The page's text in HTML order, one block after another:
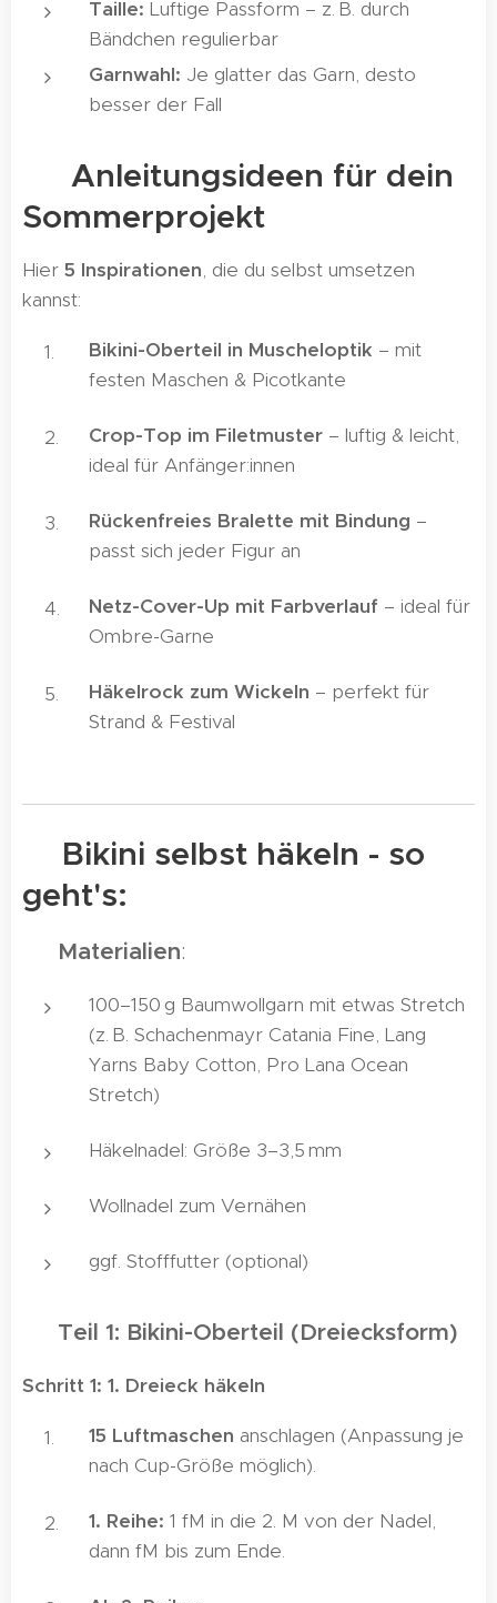
Taille: Luftige Passform – z. B. durch
Bändchen regulierbar
Garnwahl: Je glatter das Garn, desto
besser der Fall
🧵 Anleitungsideen für dein
Sommerprojekt
Hier 5 Inspirationen, die du selbst umsetzen
kannst:
Bikini-Oberteil in Muscheloptik – mit
festen Maschen & Picotkante
Crop-Top im Filetmuster – luftig & leicht,
ideal für Anfänger:innen
Rückenfreies Bralette mit Bindung –
passt sich jeder Figur an
Netz-Cover-Up mit Farbverlauf – ideal für
Ombre-Garne
Häkelrock zum Wickeln – perfekt für
Strand & Festival
👙Bikini selbst häkeln - so
geht's:
Materialien:
100–150 g Baumwollgarn mit etwas Stretch
(z. B. Schachenmayr Catania Fine, Lang
Yarns Baby Cotton, Pro Lana Ocean
Stretch)
Häkelnadel: Größe 3–3,5 mm
Wollnadel zum Vernähen
ggf. Stofffutter (optional)
Teil 1: Bikini-Oberteil (Dreiecksform)
Schritt 1: 1. Dreieck häkeln
15 Luftmaschen anschlagen (Anpassung je
nach Cup-Größe möglich).
1. Reihe: 1 fM in die 2. M von der Nadel,
dann fM bis zum Ende.